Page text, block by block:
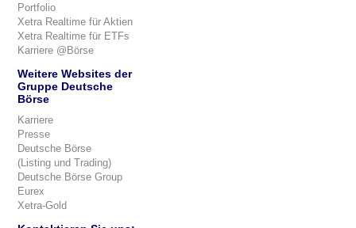
Portfolio
Xetra Realtime für Aktien
Xetra Realtime für ETFs
Karriere @Börse
Weitere Websites der
Gruppe Deutsche
Börse
Karriere
Presse
Deutsche Börse
(Listing und Trading)
Deutsche Börse Group
Eurex
Xetra-Gold